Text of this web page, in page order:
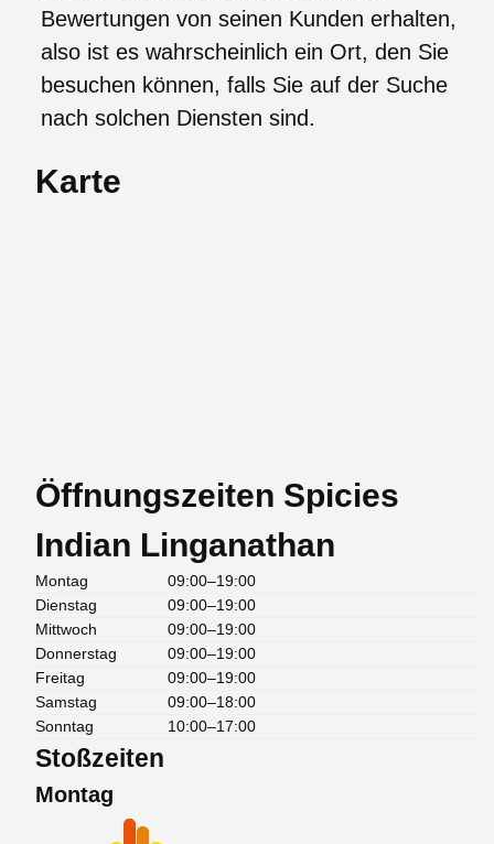
Bewertungen von seinen Kunden erhalten,
also ist es wahrscheinlich ein Ort, den Sie
besuchen können, falls Sie auf der Suche
nach solchen Diensten sind.
Karte
Öffnungszeiten Spicies
Indian Linganathan
Montag
09:00–19:00
Dienstag
09:00–19:00
Mittwoch
09:00–19:00
Donnerstag
09:00–19:00
Freitag
09:00–19:00
Samstag
09:00–18:00
Sonntag
10:00–17:00
Stoßzeiten
Montag